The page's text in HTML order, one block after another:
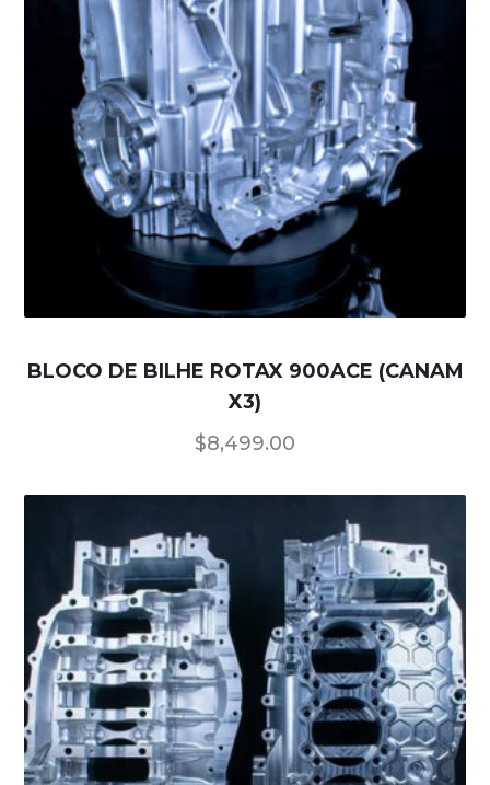
BLOCO DE BILHE ROTAX 900ACE (CANAM
X3)
$8,499.00